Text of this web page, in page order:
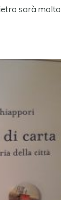
sarà molto